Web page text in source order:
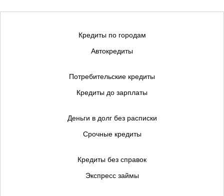
Кредиты по городам
Автокредиты
Потребительские кредиты
Кредиты до зарплаты
Деньги в долг без расписки
Срочные кредиты
Кредиты без справок
Экспресс займы